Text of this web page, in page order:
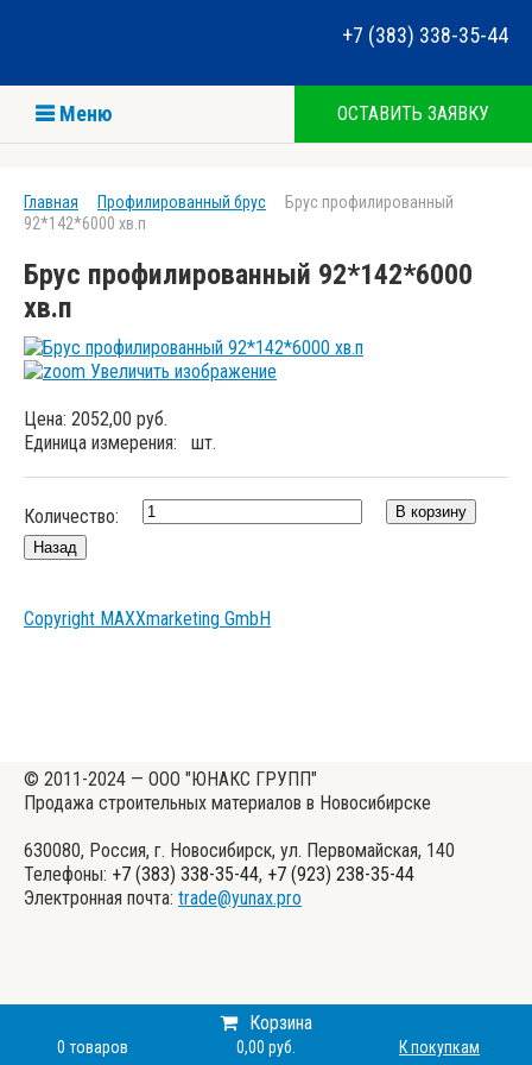
+7 (383) 338-35-44
ОСТАВИТЬ ЗАЯВКУ
Меню
Главная Профилированный брус
Брус профилированный
92*142*6000 хв.п
Брус профилированный 92*142*6000
хв.п
Увеличить изображение
Цена: 2052,00 руб.
Единица измерения: шт.
Количество:
Copyright MAXXmarketing GmbH
Корзина
0 товаров 0,00 руб. К покупкам
© 2011-2024 — ООО "ЮНАКС ГРУПП"
Продажа строительных материалов в Новосибирске
630080, Россия, г. Новосибирск, ул. Первомайская, 140
Телефоны: +7 (383) 338-35-44, +7 (923) 238-35-44
Электронная почта: trade@yunax.pro